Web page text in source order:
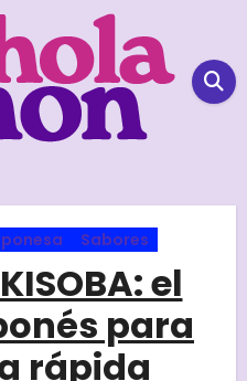
Sabores
el
para
rápida